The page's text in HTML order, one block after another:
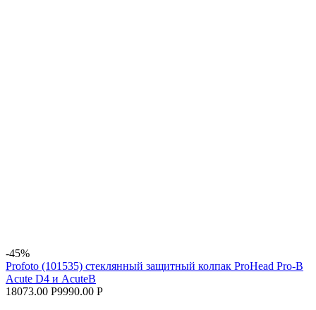
-45%
Profoto (101535) стеклянный защитный колпак ProHead Pro-B
Acute D4 и AcuteB
18073.00 Р9990.00 Р